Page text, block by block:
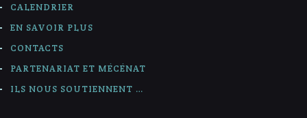
CALENDRIER
EN SAVOIR PLUS
CONTACTS
PARTENARIAT ET MÉCÉNAT
ILS NOUS SOUTIENNENT …